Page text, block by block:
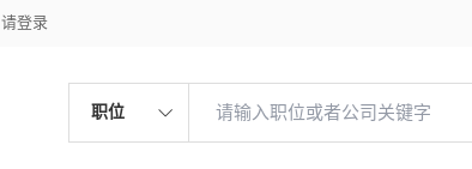
请登录
职位